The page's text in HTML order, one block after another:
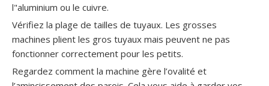
l"aluminium ou le cuivre.
Vérifiez la plage de tailles de tuyaux. Les grosses
machines plient les gros tuyaux mais peuvent ne pas
fonctionner correctement pour les petits.
Regardez comment la machine gère l’ovalité et